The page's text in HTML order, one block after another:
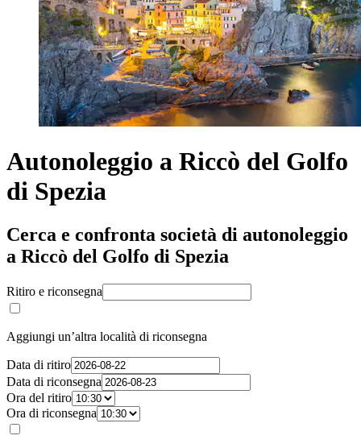
Autonoleggio a Riccò del Golfo
di Spezia
Cerca e confronta società di autonoleggio
a Riccò del Golfo di Spezia
Ritiro e riconsegna
Aggiungi un’altra località di riconsegna
Data di ritiro
Data di riconsegna
Ora del ritiro
Ora di riconsegna